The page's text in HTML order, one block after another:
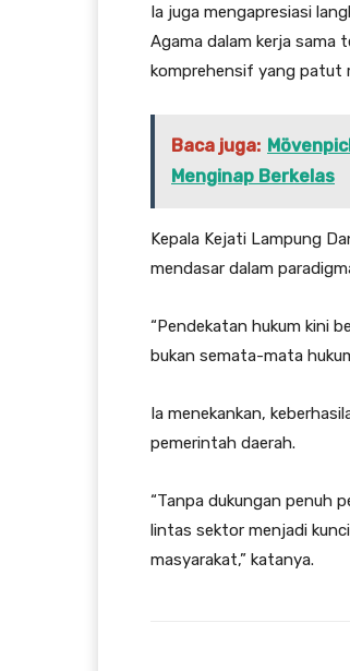
Ia juga mengapresiasi
Agama dalam kerja sama
komprehensif yang patut
Baca juga:
Menginap Berkelas
Kepala Kejati Lampung
mendasar dalam
“Pendekatan hukum kini
bukan semata-mata
Ia menekankan,
pemerintah daerah.
“Tanpa dukungan penuh
lintas sektor menjadi
masyarakat,” katanya.